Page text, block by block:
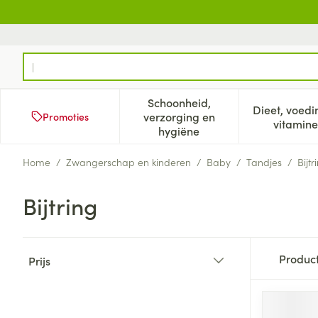
Product, merk, categorie...
Promoties
Schoonheid,
verzorging en
hygiëne
Toon submenu voor
Dieet,
Home / Zwangerschap en kinderen / Baby / Tandjes /
Bijtring
Prijs